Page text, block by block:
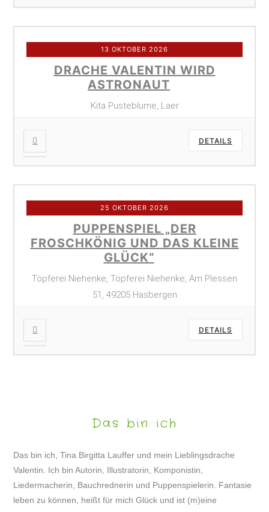
13 OKTOBER 2026
DRACHE VALENTIN WIRD
ASTRONAUT
Kita Pusteblume, Laer
DETAILS
25 OKTOBER 2026
PUPPENSPIEL „DER
FROSCHKÖNIG UND DAS KLEINE
GLÜCK“
Töpferei Niehenke, Töpferei Niehenke, Am Plessen
51, 49205 Hasbergen
DETAILS
Das bin ich
Das bin ich, Tina Birgitta Lauffer und mein Lieblingsdrache
Valentin. Ich bin Autorin, Illustratorin, Komponistin,
Liedermacherin, Bauchrednerin und Puppenspielerin. Fantasie
leben zu können, heißt für mich Glück und ist (m)eine